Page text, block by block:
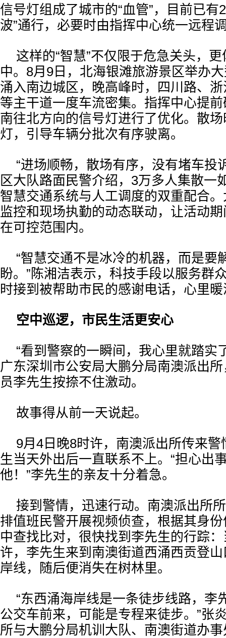
信号灯组成了城市的“血管”，目前已有
波”通行，必要时由指挥中心统一远程
这样的“智慧”不仅限于危急关头，
中。8月9日，北海银滩旅游景区举办
涌入南边城区，晚高峰时，四川路、
等主干道一度车流密集。指挥中心提
南往北方向的信号灯进行了优化。散
灯，引导车辆分批次有序驶离。
“进场顺畅，散场有序，没有堵车投
区大队路面民警介绍，3万多人集散一
智慧交通系统与人工调度的双重配合
监控和现场执勤的动态联动，让活动
在可控范围内。
“智慧交通不是冰冷的机器，而是要
盼。”陈湘洁表示，科技手段以服务群
时接到被帮助市民的感谢电话，心里暖
空中巡逻，市民生活更安心
“看到警察的一瞬间，我心里就踏
广东深圳市公安局大鹏分局南澳派出
员李先生按捺不住激动。
故事得从前一天说起。
9月4日晚8时许，南澳派出所传来
生当天外出后一直联系不上。“担心出
他！”李先生的亲友十分着急。
接到警情，迅速行动。南澳派出所
排值班民警开展视频侦查，根据其身
中查找比对，很快找到李先生的行踪
许，李先生来到南澳街道西涌西贡登
岸线，随后便消失在树林里。
“东西涌海岸线是一条徒步线路，李
公交车前来，可能是专程来徒步。”张
所与大鹏分局机训大队、南澳街道办